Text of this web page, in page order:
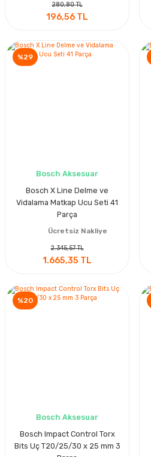
280,80 TL
196,56 TL
%29
Bosch Aksesuar
Bosch X Line Delme ve
Vidalama Matkap Ucu Seti 41
Parça
Ücretsiz Nakliye
2.345,57 TL
1.665,35 TL
%20
Bosch Aksesuar
Bosch Impact Control Torx
Bits Uç T20/25/30 x 25 mm 3